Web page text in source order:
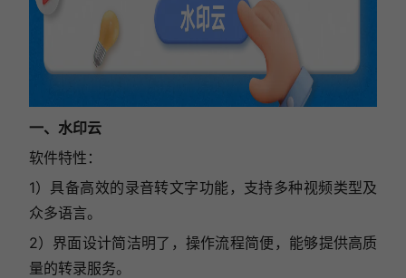
一、水印云
软件特性：
1）具备高效的录音转文字功能，支持多种视频类型及
众多语言。
2）界面设计简洁明了，操作流程简便，能够提供高质
量的转录服务。